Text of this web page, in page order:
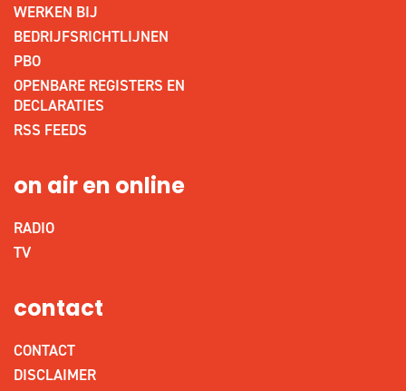
WERKEN BIJ
BEDRIJFSRICHTLIJNEN
PBO
OPENBARE REGISTERS EN
DECLARATIES
RSS FEEDS
on air en online
RADIO
TV
contact
CONTACT
DISCLAIMER